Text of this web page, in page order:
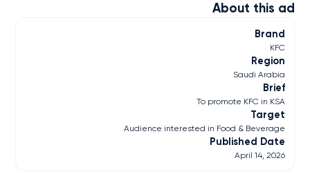
About this ad
Brand
KFC
Region
Saudi Arabia
Brief
To promote KFC in KSA
Target
Audience interested in Food & Beverage
Published Date
April 14, 2026